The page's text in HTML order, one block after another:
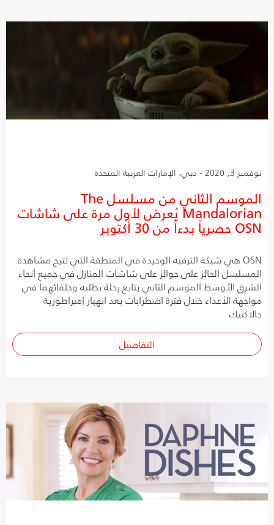
نوفمبر 3, 2020 - دبي، الإمارات العربية المتحدة
الموسم الثاني من مسلسل The
Mandalorian يُعرض لأول مرة على شاشات
OSN حصرياً بدءاً من 30 أكتوبر
OSN هي شبكة الترفيه الوحيدة في المنطقة التي تتيح مشاهدة
المسلسل الحائز على جوائز على شاشات المنازل في جميع أنحاء
الشرق الأوسط الموسم الثاني يتابع رحلة بطليه وحلفائهما في
مواجهة الأعداء خلال فترة اضطرابات بعد انهيار إمبراطورية
جالاكتيك
التفاصيل